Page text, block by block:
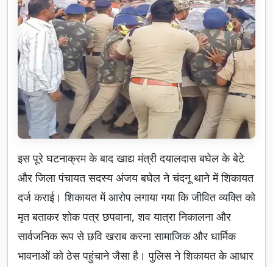
इस पूरे घटनाक्रम के बाद खाद्य मंत्री दयालदास बघेल के बेटे
और जिला पंचायत सदस्य अंजय बघेल ने चंदनू थाने में शिकायत
दर्ज कराई। शिकायत में आरोप लगाया गया कि जीवित व्यक्ति को
मृत बताकर शोक पत्र छपवाना, शव यात्रा निकालना और
सार्वजनिक रूप से छवि खराब करना सामाजिक और धार्मिक
भावनाओं को ठेस पहुंचाने जैसा है। पुलिस ने शिकायत के आधार